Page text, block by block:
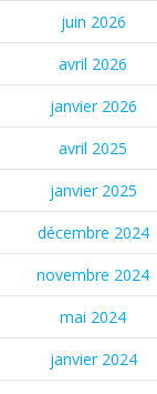
juin 2026
avril 2026
janvier 2026
avril 2025
janvier 2025
décembre 2024
novembre 2024
mai 2024
janvier 2024